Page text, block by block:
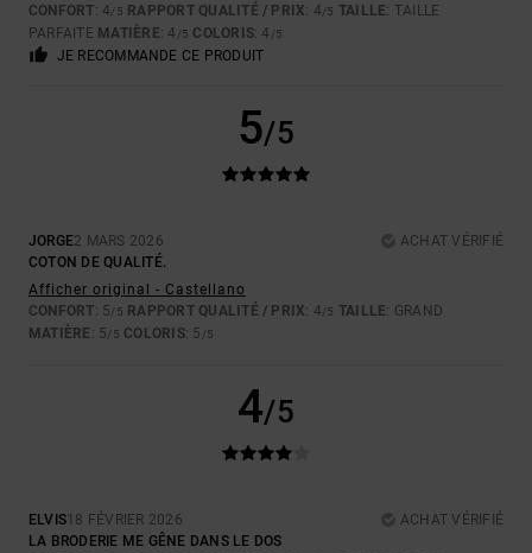
CONFORT: 4/5 RAPPORT QUALITÉ / PRIX: 4/5 TAILLE: TAILLE
PARFAITE MATIÈRE: 4 /5 COLORIS: 4 /5
JE RECOMMANDE CE PRODUIT
5/5
JORGE2 MARS 2026
ACHAT VÉRIFIÉ
COTON DE QUALITÉ.
Afficher original - Castellano
CONFORT: 5/5 RAPPORT QUALITÉ / PRIX: 4/5 TAILLE: GRAND
MATIÈRE : 5/5 COLORIS: 5 /5
4/5
ELVIS18 FÉVRIER 2026
ACHAT VÉRIFIÉ
LA BRODERIE ME GÊNE DANS LE DOS